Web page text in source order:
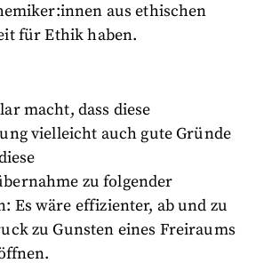
aus ethischen
für Ethik haben.
macht, dass diese
vielleicht auch gute Gründe
zu folgender
Es wäre effizienter, ab und zu
zu Gunsten eines Freiraums